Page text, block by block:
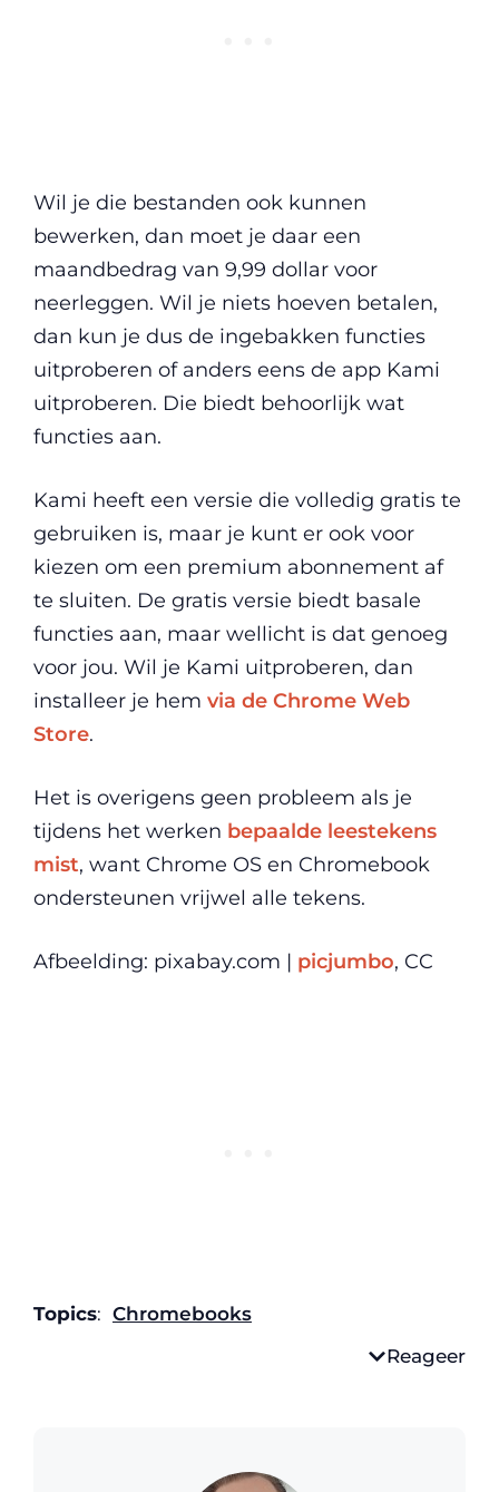
Wil je die bestanden ook kunnen
bewerken, dan moet je daar een
maandbedrag van 9,99 dollar voor
neerleggen. Wil je niets hoeven betalen,
dan kun je dus de ingebakken functies
uitproberen of anders eens de app Kami
uitproberen. Die biedt behoorlijk wat
functies aan.
Kami heeft een versie die volledig gratis te
gebruiken is, maar je kunt er ook voor
kiezen om een premium abonnement af
te sluiten. De gratis versie biedt basale
functies aan, maar wellicht is dat genoeg
voor jou. Wil je Kami uitproberen, dan
installeer je hem via de Chrome Web
Store.
Het is overigens geen probleem als je
tijdens het werken bepaalde leestekens
mist, want Chrome OS en Chromebook
ondersteunen vrijwel alle tekens.
Afbeelding: pixabay.com | picjumbo, CC
Topics: Chromebooks
Reageer